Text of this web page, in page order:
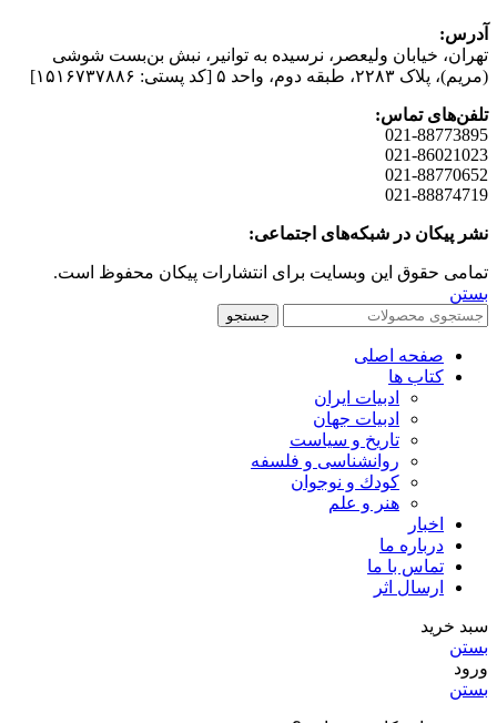
آدرس:
تهران، خیابان وليعصر، نرسيده به توانير، نبش بن‌بست شوشی
(مريم)، پلاک ۲۲۸۳، طبقه دوم، واحد ۵ [کد پستی: ۱۵۱۶۷۳۷۸۸۶]
تلفن‌های تماس:
021-88773895
021-86021023
021-88770652
021-88874719
نشر پیکان در شبکه‌های اجتماعی:
تمامی حقوق این وبسایت برای انتشارات پیکان محفوظ است.
بستن
جستجو
صفحه اصلی
کتاب ها
ادبیات ایران
ادبیات جهان
تاریخ و سیاست
روانشناسی و فلسفه
کودك و نوجوان
هنر و علم
اخبار
درباره ما
تماس با ما
ارسال اثر
سبد خرید
بستن
ورود
بستن